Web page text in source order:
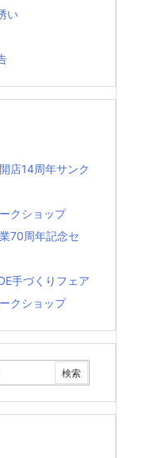
い
店14周年サンク
クショップ
70周年記念セ
手づくりフェア
クショップ